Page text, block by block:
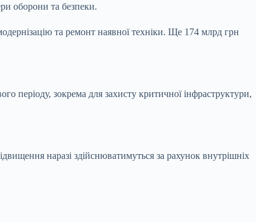
оборони та безпеки.
та ремонт наявної техніки. Ще 174 млрд грн
періоду, зокрема для захисту критичної інфраструктури,
наразі здійснюватимуться за рахунок внутрішніх